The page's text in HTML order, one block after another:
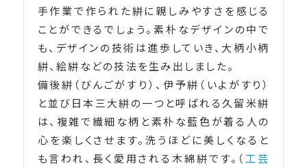
手作業で作られた絣に親しみやすさを感じる
ことができるでしょう。素朴なデザインの中で
も、デザインの技術は進歩していき、大柄小柄
絣、絵絣などの技法を生み出しました。
備後絣（びんごがすり）、伊予絣（いよがすり）
と並び日本三大絣の一つと呼ばれる久留米絣
は、複雑で繊細な柄と素朴な藍色が着る人の
心を楽しくさせます。洗うほどに美しくなると
も言われ、長く愛用される木綿絣です。（ 工芸